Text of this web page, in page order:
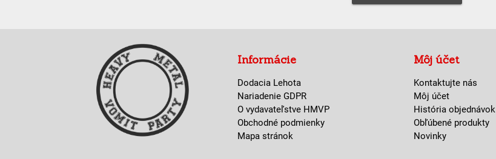
Informácie
Dodacia Lehota
Nariadenie GDPR
O vydavateľstve HMVP
Obchodné podmienky
Mapa stránok
Môj účet
Kontaktujte nás
Môj účet
História objednávok
Obľúbené produkty
Novinky